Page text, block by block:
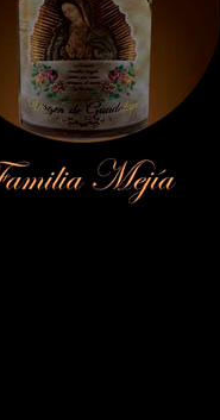
encendida